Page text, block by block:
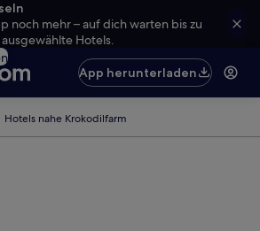
noch mehr – auf dich warten bis zu
Hotels.
App herunterladen
Hotels nahe Krokodilfarm